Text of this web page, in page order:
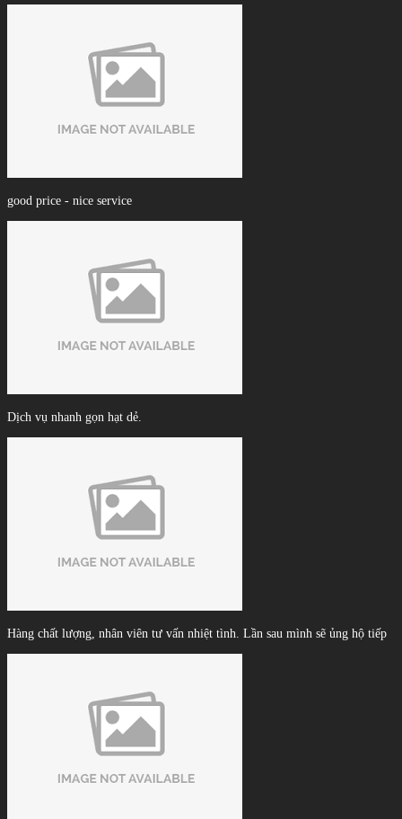
good price - nice service
Dịch vụ nhanh gọn hạt dẻ.
Hàng chất lượng, nhân viên tư vấn nhiệt tình. Lần sau mình sẽ ủng hộ tiếp